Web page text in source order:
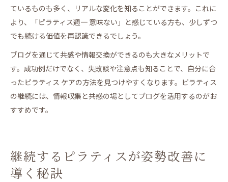
ているものも多く、リアルな変化を知ることができます。これに
より、「ピラティス週一 意味ない」と感じている方も、少しずつ
でも続ける価値を再認識できるでしょう。
ブログを通じて共感や情報交換ができるのも大きなメリットで
す。成功例だけでなく、失敗談や注意点も知ることで、自分に合
ったピラティス ケアの方法を見つけやすくなります。ピラティス
の継続には、情報収集と共感の場としてブログを活用するのがお
すすめです。
継続するピラティスが姿勢改善に
導く秘訣